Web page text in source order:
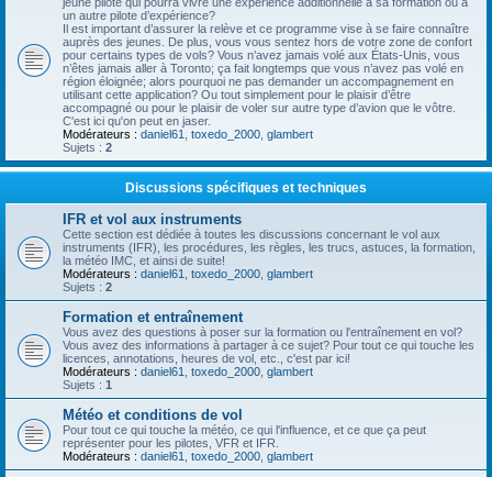
un autre pilote d’expérience?
Il est important d’assurer la relève et ce programme vise à se faire connaître
auprès des jeunes. De plus, vous vous sentez hors de votre zone de confort
pour certains types de vols? Vous n’avez jamais volé aux États-Unis, vous
n’êtes jamais aller à Toronto; ça fait longtemps que vous n’avez pas volé en
région éloignée; alors pourquoi ne pas demander un accompagnement en
utilisant cette application? Ou tout simplement pour le plaisir d’être
accompagné ou pour le plaisir de voler sur autre type d’avion que le vôtre.
C'est ici qu'on peut en jaser.
Modérateurs : daniel61 toxedo_2000 glambert
Sujets : 2
Discussions spécifiques et techniques
IFR et vol aux instruments
Cette section est dédiée à toutes les discussions concernant le vol aux
instruments (IFR), les procédures, les règles, les trucs, astuces, la formation,
la météo IMC, et ainsi de suite!
Modérateurs : daniel61 toxedo_2000 glambert
Sujets : 2
Formation et entraînement
Vous avez des questions à poser sur la formation ou l'entraînement en vol?
Vous avez des informations à partager à ce sujet? Pour tout ce qui touche les
licences, annotations, heures de vol, etc., c'est par ici!
Modérateurs : daniel61 toxedo_2000 glambert
Sujets : 1
Météo et conditions de vol
Pour tout ce qui touche la météo, ce qui l'influence, et ce que ça peut
représenter pour les pilotes, VFR et IFR.
Modérateurs : daniel61 toxedo_2000 glambert